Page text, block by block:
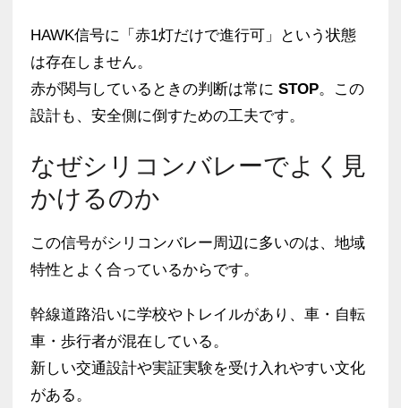
HAWK信号に「赤1灯だけで進行可」という状態
は存在しません。
赤が関与しているときの判断は常に STOP。この
設計も、安全側に倒すための工夫です。
なぜシリコンバレーでよく見
かけるのか
この信号がシリコンバレー周辺に多いのは、地域
特性とよく合っているからです。
幹線道路沿いに学校やトレイルがあり、車・自転
車・歩行者が混在している。
新しい交通設計や実証実験を受け入れやすい文化
がある。